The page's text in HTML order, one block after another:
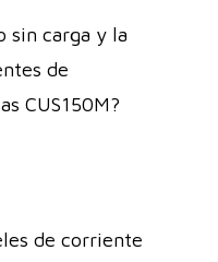
sin carga y la
de
CUS150M?
de corriente